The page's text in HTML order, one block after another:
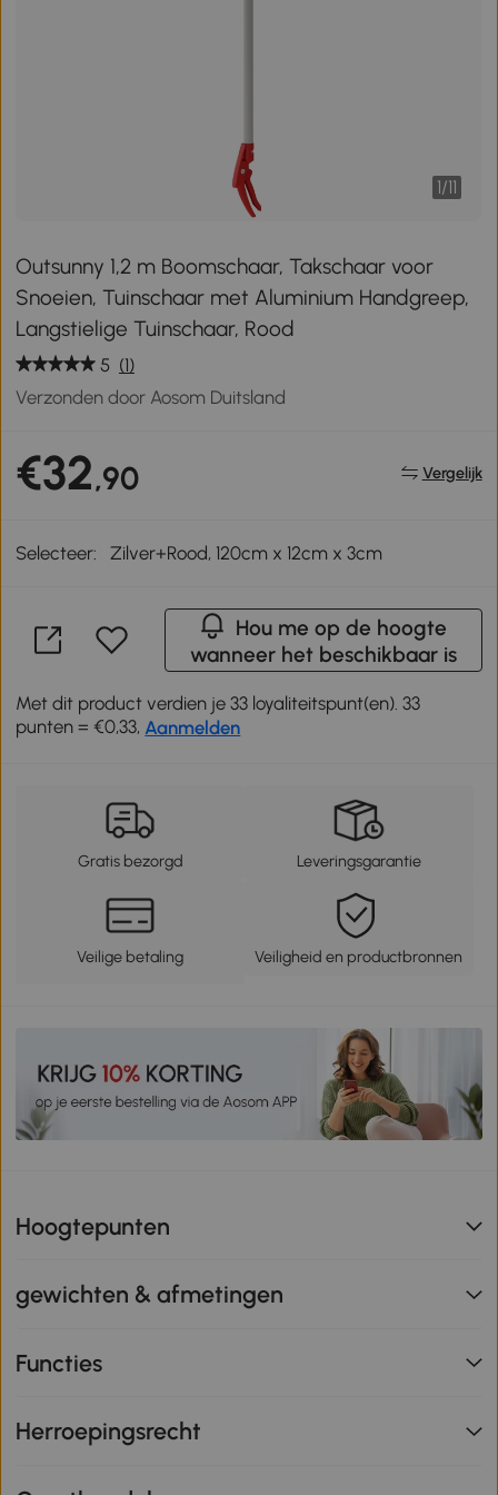
1/11
Outsunny 1,2 m Boomschaar, Takschaar voor
Snoeien, Tuinschaar met Aluminium Handgreep,
Langstielige Tuinschaar, Rood
5 (1)
Verzonden door Aosom Duitsland
€32,90 Vergelijk
Selecteer: Zilver+Rood, 120cm x 12cm x 3cm
Hou me op de hoogte
wanneer het beschikbaar is
Met dit product verdien je 33 loyaliteitspunt(en). 33
punten = €0,33, Aanmelden
Gratis bezorgd Leveringsgarantie
Veilige betaling Veiligheid en productbronnen
Hoogtepunten
gewichten & afmetingen
Functies
Herroepingsrecht